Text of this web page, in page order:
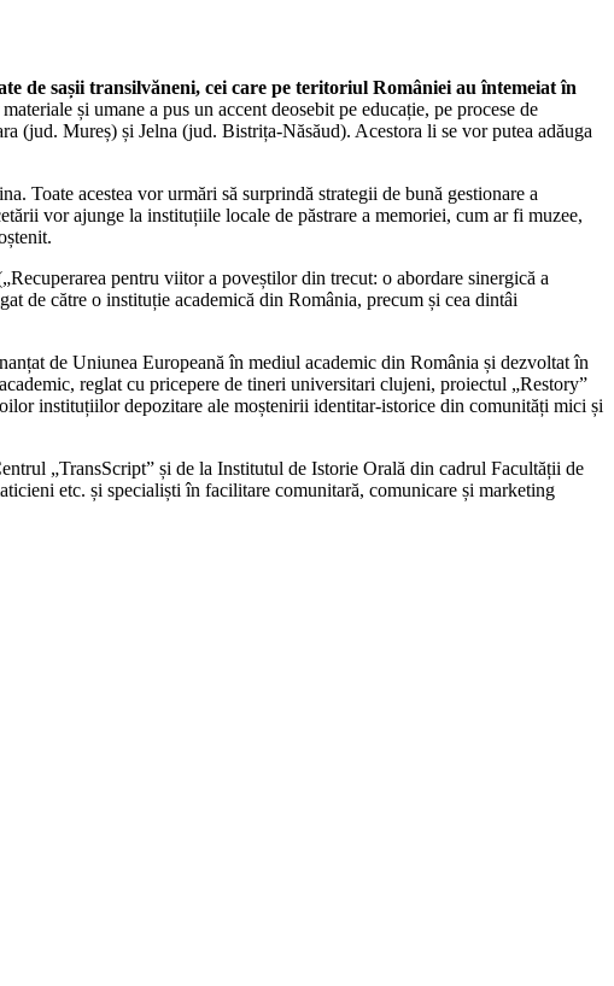
de sașii transilvăneni, cei care pe teritoriul României au întemeiat în
și umane a pus un accent deosebit pe educație, pe procese de
(jud. Mureș) și Jelna (jud. Bistrița-Năsăud). Acestora li se vor putea adăuga
Toate acestea vor urmări să surprindă strategii de bună gestionare a
vor ajunge la instituțiile locale de păstrare a memoriei, cum ar fi muzee,
pentru viitor a poveștilor din trecut: o abordare sinergică a
de către o instituție academică din România, precum și cea dintâi
de Uniunea Europeană în mediul academic din România și dezvoltat în
reglat cu pricepere de tineri universitari clujeni, proiectul „Restory”
instituțiilor depozitare ale moștenirii identitar-istorice din comunități mici și
„TransScript” și de la Institutul de Istorie Orală din cadrul Facultății de
etc. și specialiști în facilitare comunitară, comunicare și marketing